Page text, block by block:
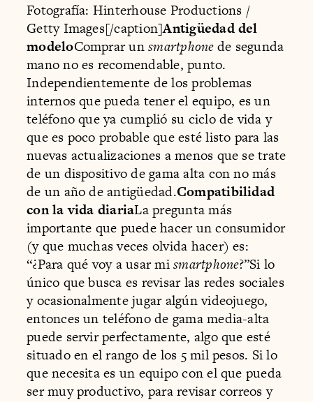
Fotografía: Hinterhouse Productions /
Getty Images[/caption]Antigüedad del
modeloComprar unsmartphonede segunda
mano no es recomendable, punto.
Independientemente de los problemas
internos que pueda tener el equipo, es un
teléfono que ya cumplió su ciclo de vida y
que es poco probable que esté listo para las
nuevas actualizaciones a menos que se trate
de un dispositivo de gama alta con no más
de un año de antigüedad.Compatibilidad
con la vida diariaLa pregunta más
importante que puede hacer un consumidor
(y que muchas veces olvida hacer) es:
“¿Para qué voy a usar mismartphone?”Si lo
único que busca es revisar las redes sociales
y ocasionalmente jugar algún videojuego,
entonces un teléfono de gama media-alta
puede servir perfectamente, algo que esté
situado en el rango de los 5 mil pesos. Si lo
que necesita es un equipo con el que pueda
ser muy productivo, para revisar correos y